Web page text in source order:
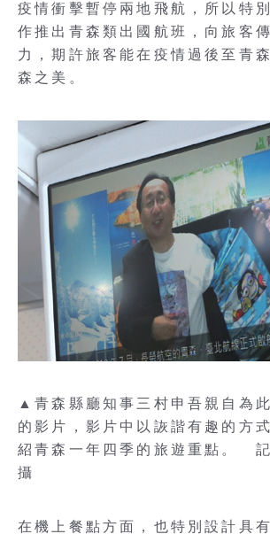
疫情衝擊暫停兩地飛航，所以特
作推出青森類出國航班，向旅客
力，期許旅客能在疫情過後至青
森之美。
▲青森縣廳知事三村申吾親自為
的影片，影片中以詼諧有趣的方
紹青森一年四季的旅遊重點。
攝
在機上餐點方面，也特別設計具